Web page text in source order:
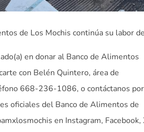
de Los Mochis continúa su labor
en donar al Banco de Alimentos
con Belén Quintero, área de
668-236-1086, o contáctanos por
oficiales del Banco de Alimentos de
en Instagram, Facebook,